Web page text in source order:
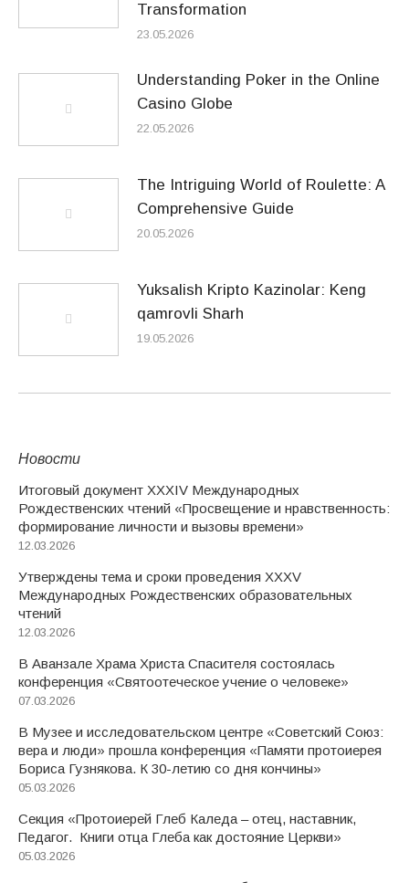
Transformation
23.05.2026
Understanding Poker in the Online
Casino Globe
22.05.2026
The Intriguing World of Roulette: A
Comprehensive Guide
20.05.2026
Yuksalish Kripto Kazinolar: Keng
qamrovli Sharh
19.05.2026
Новости
Итоговый документ XXХIV Международных
Рождественских чтений «Просвещение и нравственность:
формирование личности и вызовы времени»
12.03.2026
Утверждены тема и сроки проведения XXXV
Международных Рождественских образовательных
чтений
12.03.2026
В Аванзале Храма Христа Спасителя состоялась
конференция «Святоотеческое учение о человеке»
07.03.2026
В Музее и исследовательском центре «Советский Союз:
вера и люди» прошла конференция «Памяти протоиерея
Бориса Гузнякова. К 30-летию со дня кончины»
05.03.2026
Секция «Протоиерей Глеб Каледа – отец, наставник,
Педагог. Книги отца Глеба как достояние Церкви»
05.03.2026